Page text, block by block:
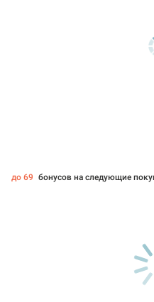
до 69 бонусов на следующие